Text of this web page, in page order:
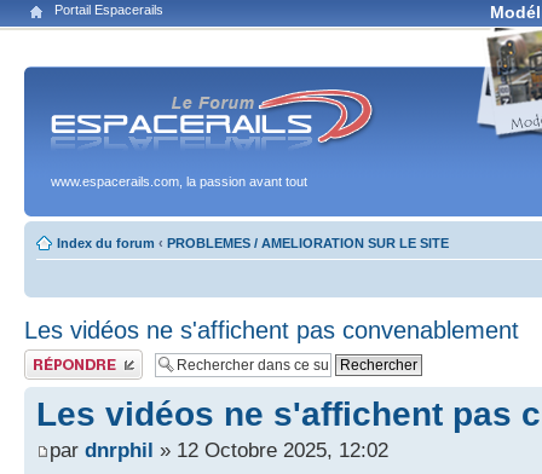
Portail Espacerails
www.espacerails.com, la passion avant tout
Index du forum ‹ PROBLEMES / AMELIORATION SUR LE SITE
Les vidéos ne s'affichent pas convenablement
Publier une réponse
Les vidéos ne s'affichent pas
par dnrphil » 12 Octobre 2025, 12:02